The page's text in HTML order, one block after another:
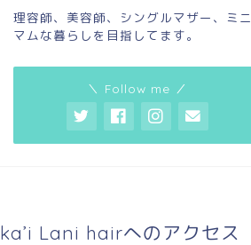
理容師、美容師、シングルマザー、ミニ
マムな暮らしを目指してます。
＼ Follow me ／
ka’i Lani hairへのアクセス